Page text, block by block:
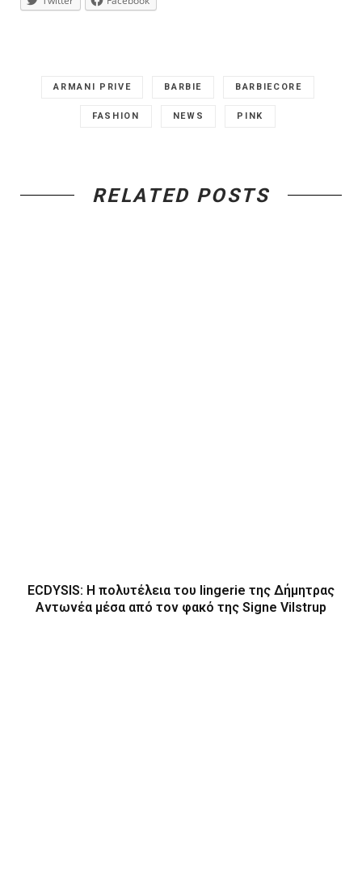
ARMANI PRIVE BARBIE BARBIECORE
FASHION NEWS PINK
RELATED POSTS
ECDYSIS: H πολυτέλεια του lingerie της Δήμητρας
Αντωνέα μέσα από τον φακό της Signe Vilstrup